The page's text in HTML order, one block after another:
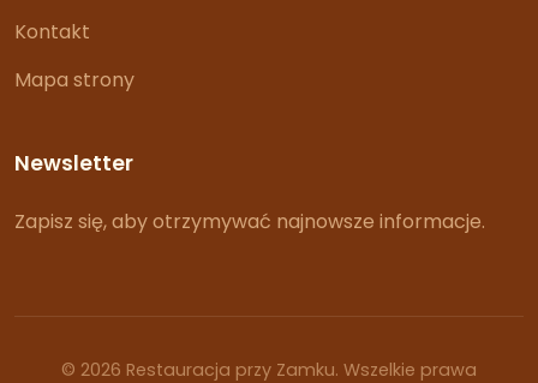
Kontakt
Mapa strony
Newsletter
Zapisz się, aby otrzymywać najnowsze informacje.
© 2026 Restauracja przy Zamku. Wszelkie prawa